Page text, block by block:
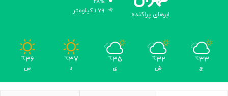
ابرهای پراکنده
1.79 کیلومتر
33
℃
ج
32
℃
ش
35
℃
ی
37
℃
د
36
℃
س